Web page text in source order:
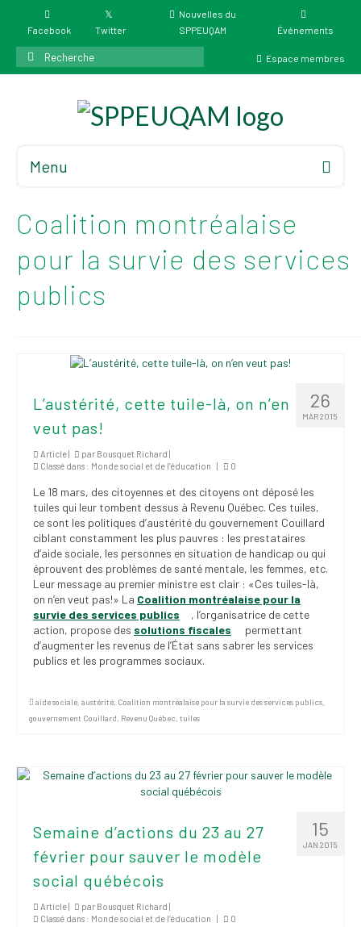
Facebook Twitter
Nouvelles du
SPPEUQAM
Événements
Rechercher
:
Espace membres
Menu
Résultat des
syndicaux et
institutionnels
Statuts et
Outils de visibilité
Signature – Courriel –
Place à notre
valorisation
Signature – Fond
d’écran – Place à
notre valorisation
Signature – Courriel
(FNEEQ)
Vignettes
SPPEUQAM
SPPEUQAM@ctualités
et Bilans
Coalition montréalaise
pour la survie des services
publics
26
MAR 2015
L’austérité, cette tuile-là, on n’en
veut pas!
Article | par Bousquet Richard
Classé dans : Monde social et de l’éducation 0
Le 18 mars, des citoyennes et des citoyens ont déposé les
tuiles qui leur tombent dessus à Revenu Québec. Ces tuiles,
ce sont les politiques d’austérité du gouvernement Couillard
ciblant constamment les plus pauvres : les prestataires
d’aide sociale, les personnes en situation de handicap ou qui
éprouvent des problèmes de santé mentale, les femmes, etc.
Leur message au premier ministre est clair : «Ces tuiles-là,
on n’en veut pas!» La Coalition montréalaise pour la
survie des services publics
, l’organisatrice de cette
action, propose des solutions fiscales
permettant
d’augmenter les revenus de l’État sans sabrer les services
publics et les programmes sociaux.
aide sociale, austérité, Coalition montréalaise pour la survie des services publics,
gouvernement Couillard, Revenu Québec, tuiles
15
JAN 2015
Semaine d’actions du 23 au 27
février pour sauver le modèle
social québécois
Article | par Bousquet Richard
Classé dans : Monde social et de l’éducation 0